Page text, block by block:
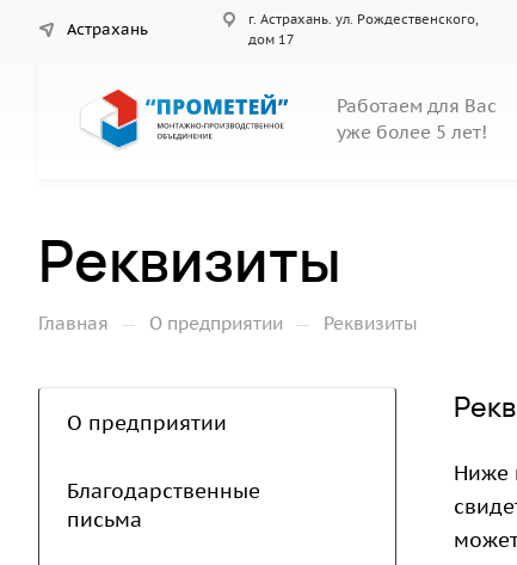
Астрахань
г. Астрахань. ул. Рождественского,
дом 17
Работаем для Вас
уже более 5 лет!
Реквизиты
Главная — О предприятии — Реквизиты
Ниже
О предприятии
Благодарственные
письма